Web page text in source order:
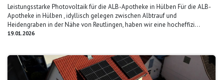
Leistungsst​arke Photovoltaik für die ALB-Apotheke in Hülben Für die ALB-
Apotheke in Hülben , idyllisch gelegen zwischen Albtrauf und
Heidengraben in der Nähe von Reutlingen, haben wir eine hocheffizi...
19.01.2026